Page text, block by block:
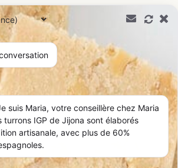
:miel
nos
suis Maria, votre conseillère chez Maria
turrons IGP de Jijona sont élaborés
artisanale, avec plus de 60%